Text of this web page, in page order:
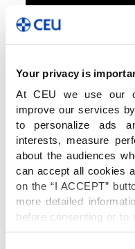
Your privacy is
At CEU we use our
improve our services
to personalize ads
interests, measure
about the audiences
can accept all cookies
on the “I ACCEPT”
more detailed
before consenting or to
"Personalize" button.